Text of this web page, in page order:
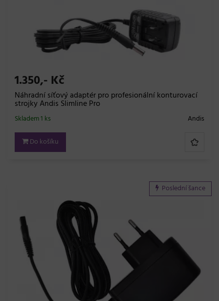
1.350,- Kč
Náhradní síťový adaptér pro profesionální konturovací
strojky Andis Slimline Pro
Andis
Skladem 1 ks
Do košíku
Poslední šance